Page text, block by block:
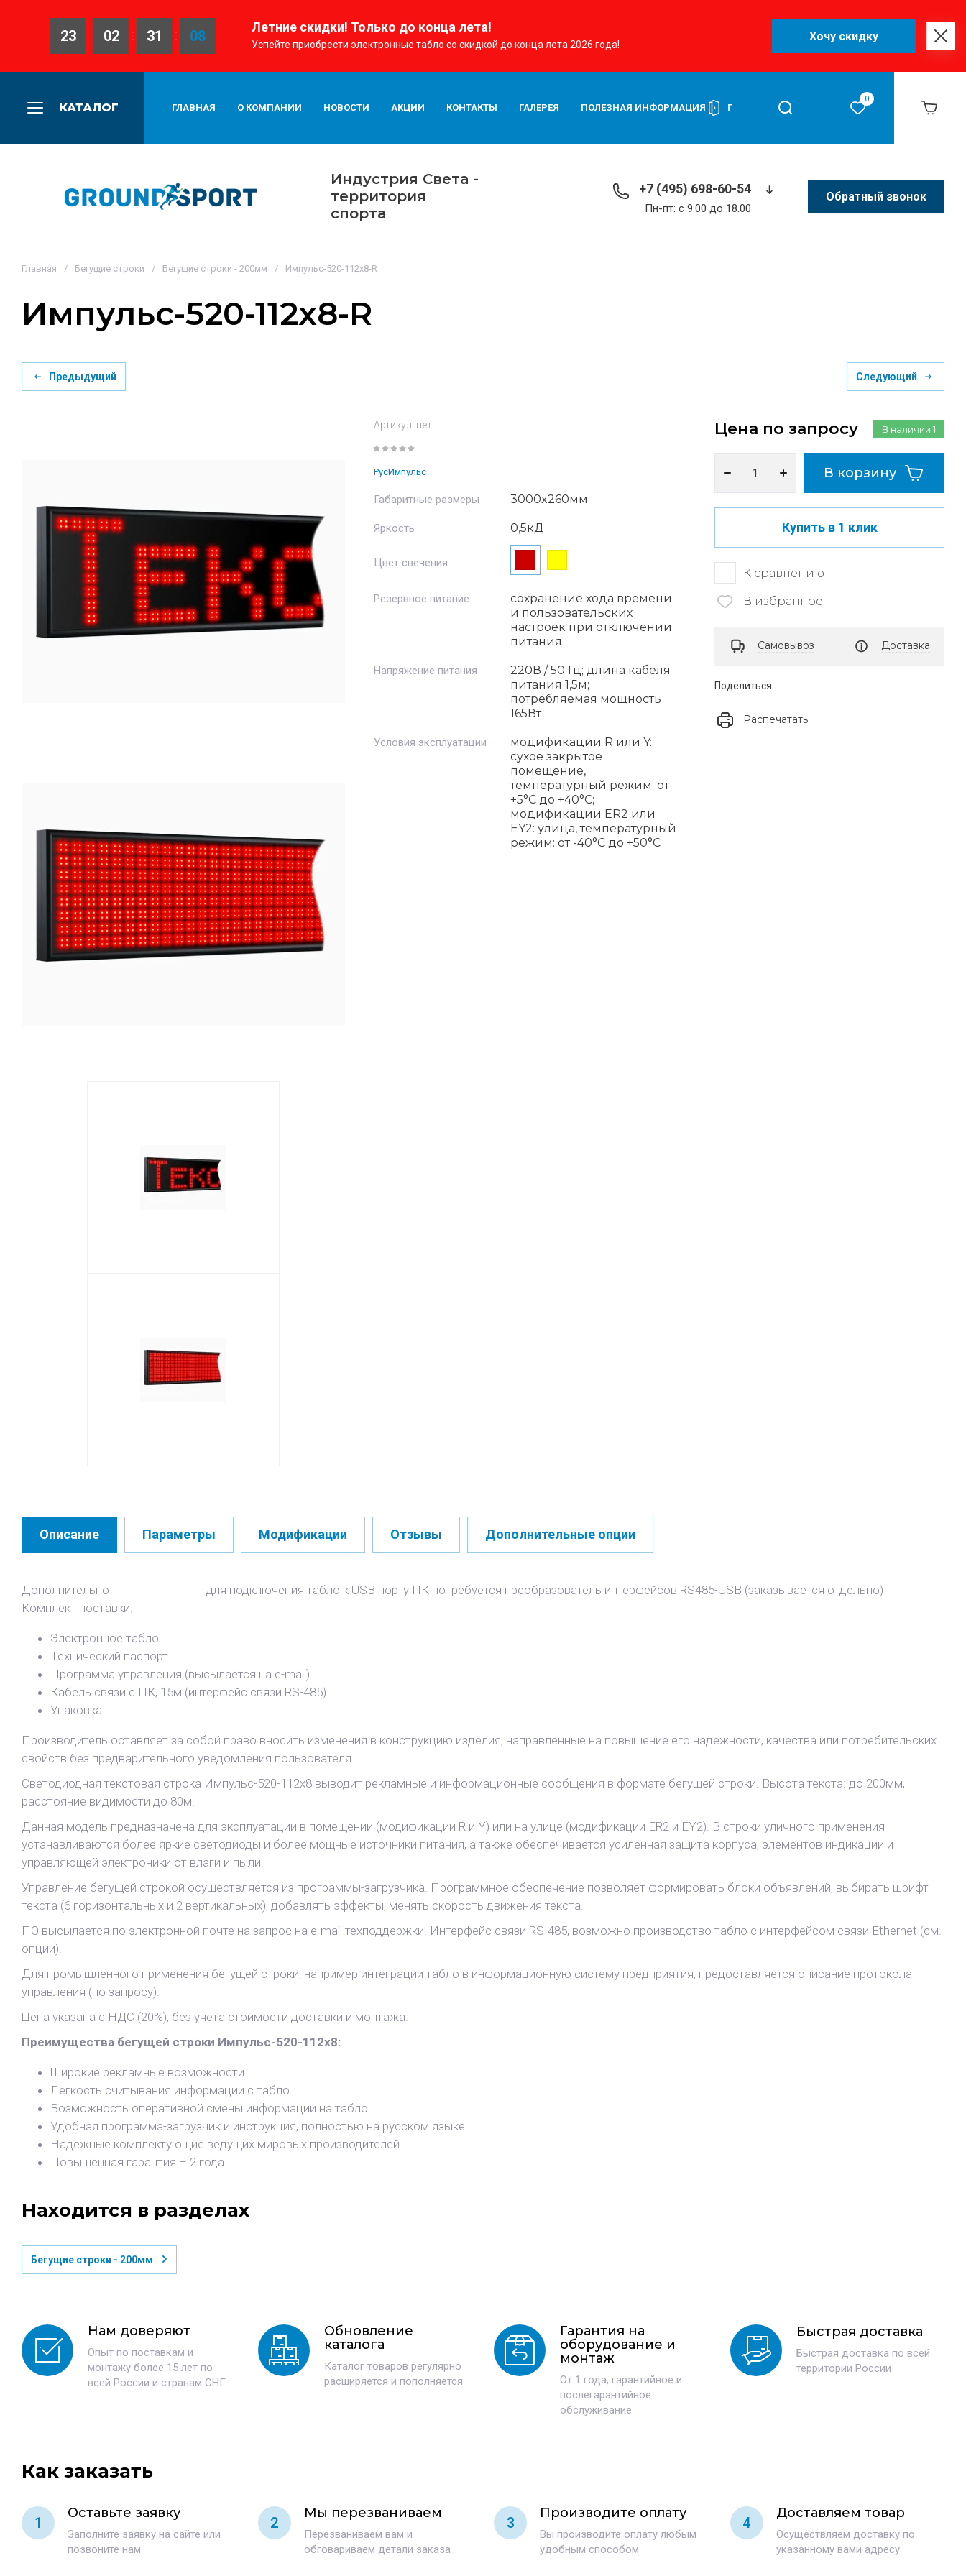
23 02 31 06
Летние скидки! Только до конца лета!
Успейте приобрести электронные табло со скидкой до конца лета 2026 года!
Хочу скидку
КАТАЛОГ ГЛАВНАЯ О КОМПАНИИ НОВОСТИ АКЦИИ КОНТАКТЫ ГАЛЕРЕЯ ПОЛЕЗНАЯ ИНФОРМАЦИЯ ПРАВИЛА ВИДОВ СПОРТА
0
Индустрия Cвета -
территория
спорта
+7 (495) 698-60-54
Пн-пт: c 9.00 до 18.00
Обратный звонок
Главная / Бегущие строки / Бегущие строки - 200мм / Импульс-520-112x8-R
Импульс-520-112x8-R
Предыдущий Следующий
Артикул: нет
РусИмпульс
Габаритные размеры 3000x260мм
Яркость 0,5кД
Цвет свечения
Резервное питание
сохранение хода времени
и пользовательских
настроек при отключении
питания
Напряжение питания
220В / 50 Гц; длина кабеля
питания 1,5м;
потребляемая мощность
165Вт
Условия эксплуатации
модификации R или Y:
сухое закрытое
помещение,
температурный режим: от
+5°C до +40°C;
модификации ER2 или
EY2: улица, температурный
режим: от -40°C до +50°C
В наличии 1
Цена по запросу
В корзину
Купить в 1 клик
К сравнению
В избранное
Самовывоз Доставка
Поделиться
Распечатать
Описание Параметры Модификации Отзывы Дополнительные опции
Дополнительно
для подключения табло к USB порту ПК потребуется преобразователь интерфейсов RS485-USB (заказывается отдельно)
Комплект поставки:
Электронное табло
Технический паспорт
Программа управления (высылается на e-mail)
Кабель связи с ПК, 15м (интерфейс связи RS-485)
Упаковка
Производитель оставляет за собой право вносить изменения в конструкцию изделия, направленные на повышение его надежности, качества или потребительских
свойств без предварительного уведомления пользователя.
Светодиодная текстовая строка Импульс-520-112x8 выводит рекламные и информационные сообщения в формате бегущей строки. Высота текста: до 200мм,
расстояние видимости до 80м.
Данная модель предназначена для эксплуатации в помещении (модификации R и Y) или на улице (модификации ER2 и EY2). В строки уличного применения
устанавливаются более яркие светодиоды и более мощные источники питания, а также обеспечивается усиленная защита корпуса, элементов индикации и
управляющей электроники от влаги и пыли.
Управление бегущей строкой осуществляется из программы-загрузчика. Программное обеспечение позволяет формировать блоки объявлений, выбирать шрифт
текста (6 горизонтальных и 2 вертикальных), добавлять эффекты, менять скорость движения текста.
ПО высылается по электронной почте на запрос на e-mail техподдержки. Интерфейс связи RS-485, возможно производство табло с интерфейсом связи Ethernet (см.
опции).
Для промышленного применения бегущей строки, например интеграции табло в информационную систему предприятия, предоставляется описание протокола
управления (по запросу).
Цена указана c НДС (20%), без учета стоимости доставки и монтажа.
Преимущества бегущей строки Импульс-520-112x8:
Широкие рекламные возможности
Легкость считывания информации c табло
Возможность оперативной смены информации на табло
Удобная программа-загрузчик и инструкция, полностью на русском языке
Надежные комплектующие ведущих мировых производителей
Повышенная гарантия – 2 года.
Находится в разделах
Бегущие строки - 200мм
Нам доверяют
Опыт по поставкам и
монтажу более 15 лет по
всей России и странам СНГ
Обновление
каталога
Каталог товаров регулярно
расширяется и пополняется
Гарантия на
оборудование и
монтаж
От 1 года, гарантийное и
послегарантийное
обслуживание
Быстрая доставка
Быстрая доставка по всей
территории России
Как заказать
1
Оставьте заявку
Заполните заявку на сайте или
позвоните нам
2
Мы перезваниваем
Перезваниваем вам и
обговариваем детали заказа
3
Производите оплату
Вы производите оплату любым
удобным способом
4
Доставляем товар
Осуществляем доставку по
указанному вами адресу